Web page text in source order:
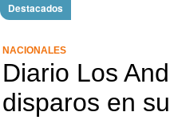
Destacados
NACIONALES
Diario Los
disparos en